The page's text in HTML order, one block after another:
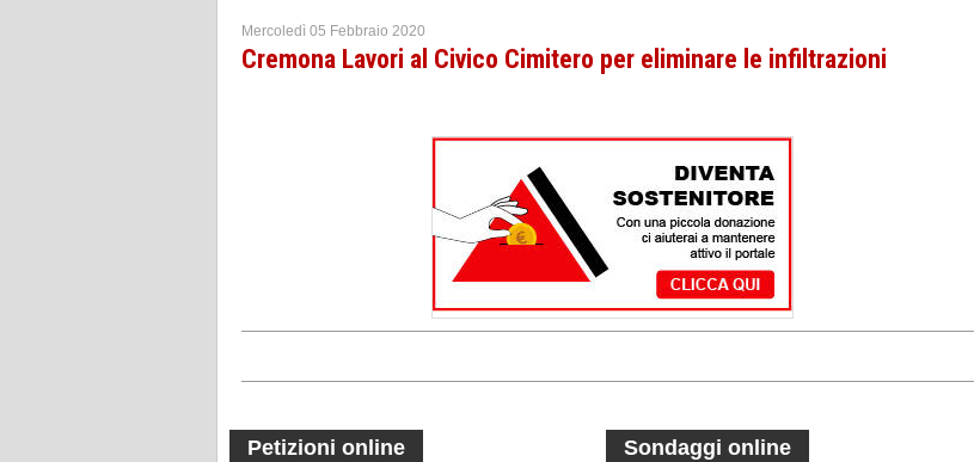
Mercoledì 05 Febbraio 2020
Cremona Lavori al Civico Cimitero per eliminare le infiltrazioni
Petizioni online Sondaggi online